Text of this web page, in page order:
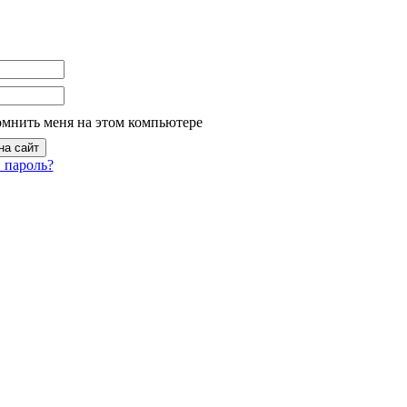
меня на этом компьютере